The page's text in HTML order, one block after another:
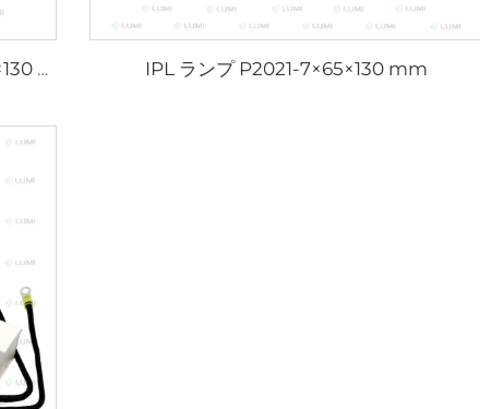
レーザークリプトンランプ L2021-7×65×130 mm IPL ランプ P2021-7×65×130 mm